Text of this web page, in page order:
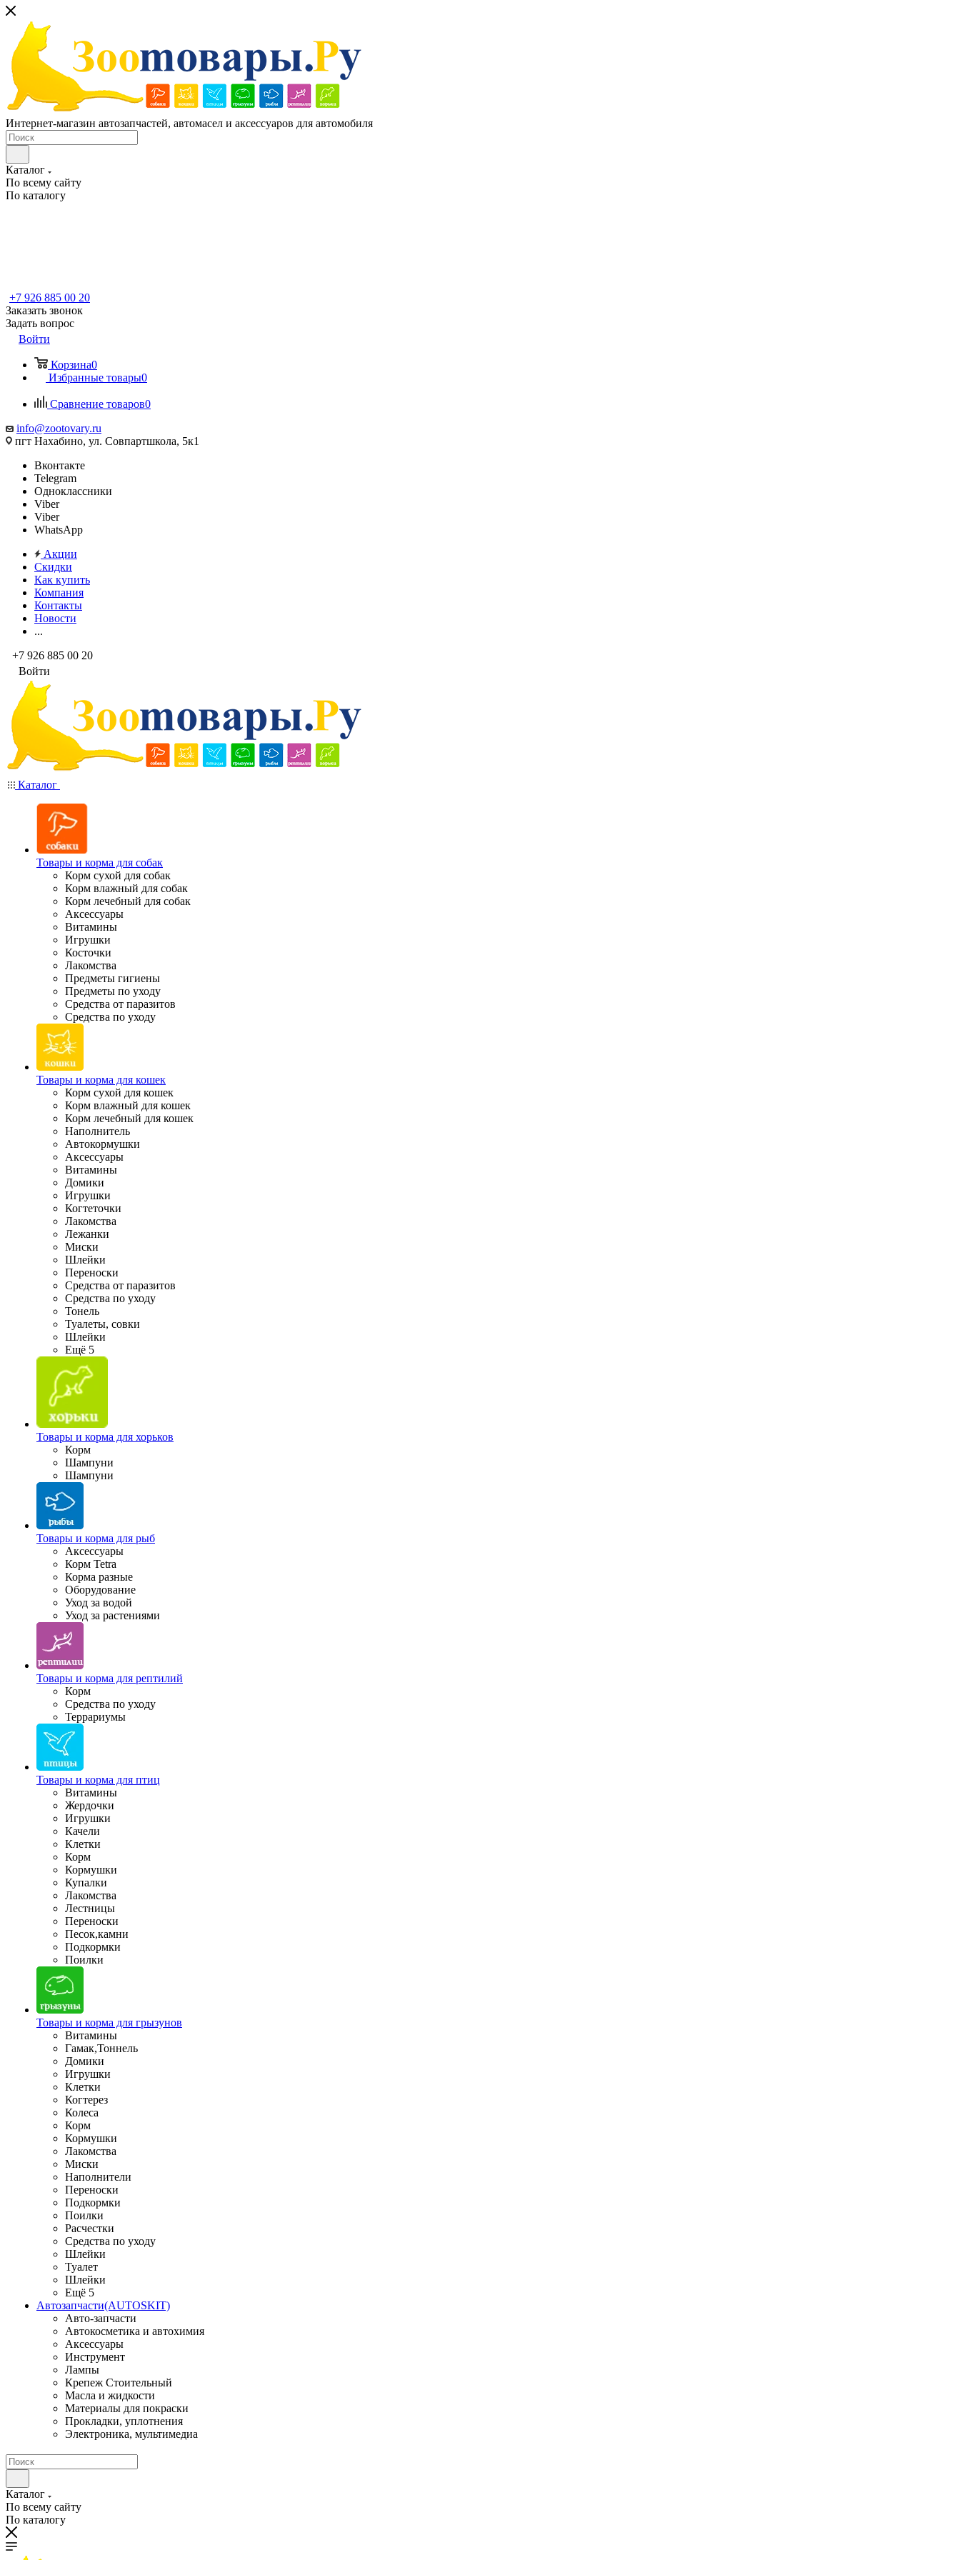
Интернет-магазин автозапчастей, автомасел и аксессуаров для автомобиля
Каталог
По всему сайту
По каталогу
+7 926 885 00 20
Заказать звонок
Задать вопрос
Войти
Корзина0
Избранные товары0
Сравнение товаров0
info@zootovary.ru
пгт Нахабино, ул. Совпартшкола, 5к1
Вконтакте
Telegram
Одноклассники
Viber
Viber
WhatsApp
Акции
Скидки
Как купить
Компания
Контакты
Новости
...
+7 926 885 00 20
Войти
Каталог
Товары и корма для собак
Корм сухой для собак
Корм влажный для собак
Корм лечебный для собак
Аксессуары
Витамины
Игрушки
Косточки
Лакомства
Предметы гигиены
Предметы по уходу
Средства от паразитов
Средства по уходу
Товары и корма для кошек
Корм сухой для кошек
Корм влажный для кошек
Корм лечебный для кошек
Наполнитель
Автокормушки
Аксессуары
Витамины
Домики
Игрушки
Когтеточки
Лакомства
Лежанки
Миски
Шлейки
Переноски
Средства от паразитов
Средства по уходу
Тонель
Туалеты, совки
Шлейки
Ещё 5
Товары и корма для хорьков
Корм
Шампуни
Шампуни
Товары и корма для рыб
Аксессуары
Корм Tetra
Корма разные
Оборудование
Уход за водой
Уход за растениями
Товары и корма для рептилий
Корм
Средства по уходу
Террариумы
Товары и корма для птиц
Витамины
Жердочки
Игрушки
Качели
Клетки
Корм
Кормушки
Купалки
Лакомства
Лестницы
Переноски
Песок,камни
Подкормки
Поилки
Товары и корма для грызунов
Витамины
Гамак,Тоннель
Домики
Игрушки
Клетки
Когтерез
Колеса
Корм
Кормушки
Лакомства
Миски
Наполнители
Переноски
Подкормки
Поилки
Расчестки
Средства по уходу
Шлейки
Туалет
Шлейки
Ещё 5
Автозапчасти(AUTOSKIT)
Авто-запчасти
Автокосметика и автохимия
Аксессуары
Инструмент
Лампы
Крепеж Стоительный
Масла и жидкости
Материалы для покраски
Прокладки, уплотнения
Электроника, мультимедиа
Каталог
По всему сайту
По каталогу